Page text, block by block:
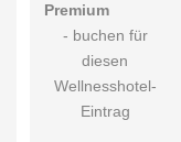
Premium
- buchen für
diesen
Wellnesshotel-
Eintrag